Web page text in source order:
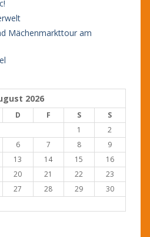
Mächenmarkttour am
2026
D F S
S
1
2
6 7 8
9
13 14 15
16
20 21 22
23
27 28 29
30